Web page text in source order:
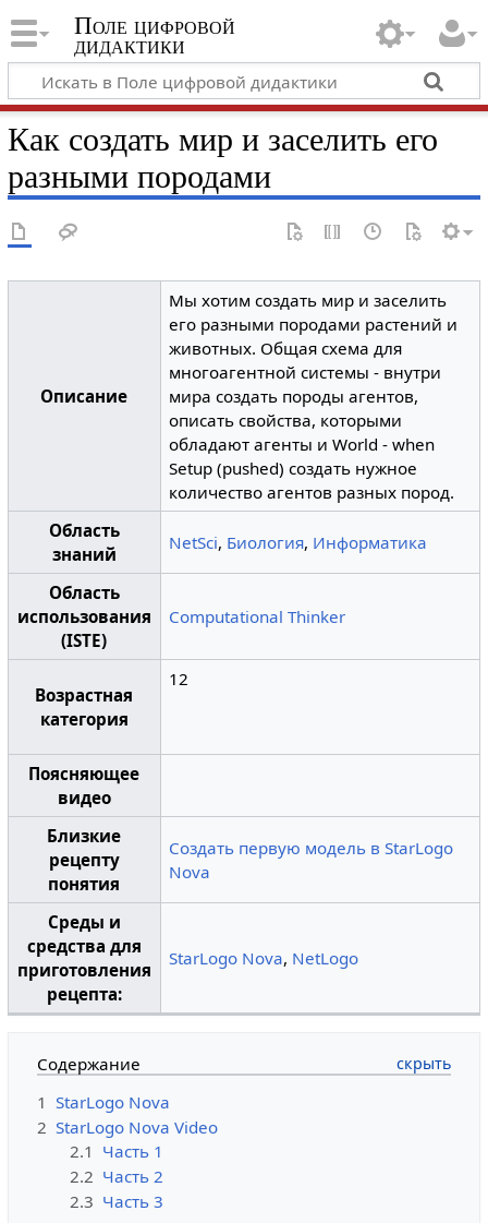
Поле цифровой
дидактики
Как создать мир и заселить его
разными породами
Описание
Мы хотим создать мир и заселить
его разными породами растений и
животных. Общая схема для
многоагентной системы - внутри
мира создать породы агентов,
описать свойства, которыми
обладают агенты и World - when
Setup (pushed) создать нужное
количество агентов разных пород.
Область
знаний
NetSci, Биология, Информатика
Область
использования
(ISTE)
Computational Thinker
Возрастная
категория
12
Поясняющее
видео
Близкие
рецепту
понятия
Создать первую модель в StarLogo
Nova
Среды и
средства для
приготовления
рецепта:
StarLogo Nova, NetLogo
Содержание
1 StarLogo Nova
2 StarLogo Nova Video
2.1 Часть 1
2.2 Часть 2
2.3 Часть 3